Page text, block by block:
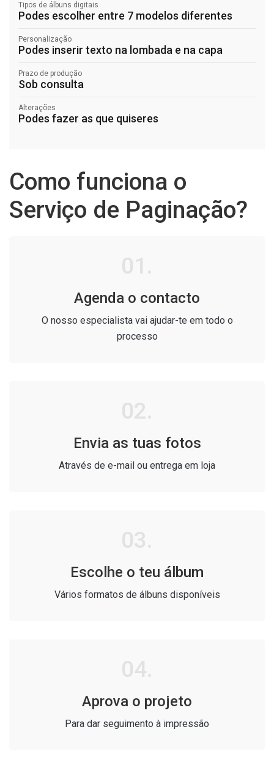
Tipos de álbuns digitais
Podes escolher entre 7 modelos diferentes
Personalização
Podes inserir texto na lombada e na capa
Prazo de produção
Sob consulta
Alterações
Podes fazer as que quiseres
Como funciona o
Serviço de Paginação?
Agenda o contacto
O nosso especialista vai ajudar-te em todo o
processo
Envia as tuas fotos
Através de e-mail ou entrega em loja
Escolhe o teu álbum
Vários formatos de álbuns disponíveis
Aprova o projeto
Para dar seguimento à impressão